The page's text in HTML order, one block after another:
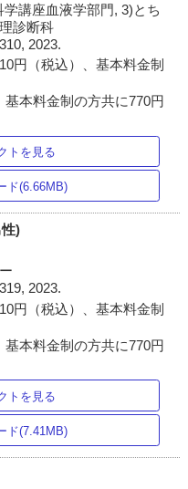
講座血液学部門, 3)とち
診断科
2023.
円（税込）、基本料金制
本料金制の方共に770円
トを見る
ド(6.66MB)
)
2023.
円（税込）、基本料金制
本料金制の方共に770円
トを見る
ド(7.41MB)